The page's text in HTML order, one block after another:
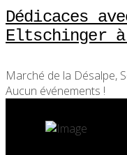
Dédicaces
Eltschinger à
Marché de la Désalpe,
Aucun événements !